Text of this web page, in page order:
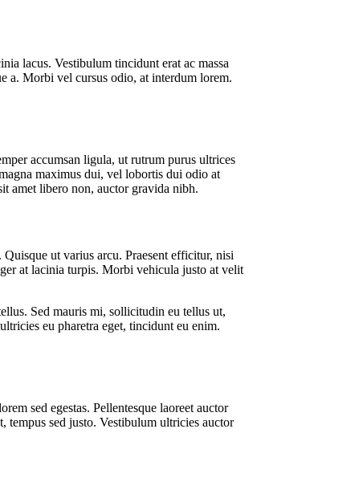
lacus. Vestibulum tincidunt erat ac massa
a. Morbi vel cursus odio, at interdum lorem.
accumsan ligula, ut rutrum purus ultrices
maximus dui, vel lobortis dui odio at
amet libero non, auctor gravida nibh.
ut varius arcu. Praesent efficitur, nisi
at lacinia turpis. Morbi vehicula justo at velit
Sed mauris mi, sollicitudin eu tellus ut,
eu pharetra eget, tincidunt eu enim.
sed egestas. Pellentesque laoreet auctor
tempus sed justo. Vestibulum ultricies auctor